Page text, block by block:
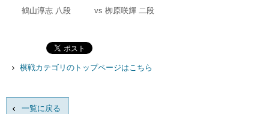
鶴山淳志 八段
vs 栁原咲輝 二段
棋戦カテゴリのトップページはこちら
一覧に戻る